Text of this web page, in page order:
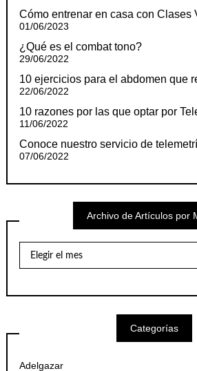
Cómo entrenar en casa con Clases
01/06/2023
¿Qué es el combat tono?
29/06/2022
10 ejercicios para el abdomen que
22/06/2022
10 razones por las que optar por
11/06/2022
Conoce nuestro servicio de
07/06/2022
Archivo de Artículos por
Artículos
Categorías
Adelgazar